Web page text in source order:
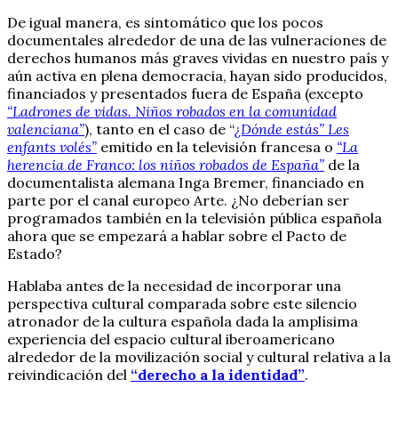
De igual manera, es sintomático que los pocos
documentales alrededor de una de las vulneraciones de
derechos humanos más graves vividas en nuestro país y
aún activa en plena democracia, hayan sido producidos,
financiados y presentados fuera de España (excepto
“Ladrones de vidas. Niños robados en la comunidad
valenciana”), tanto en el caso de “¿Dónde estás” Les
enfants volés” emitido en la televisión francesa o “La
herencia de Franco: los niños robados de España” de la
documentalista alemana Inga Bremer, financiado en
parte por el canal europeo Arte. ¿No deberían ser
programados también en la televisión pública española
ahora que se empezará a hablar sobre el Pacto de
Estado?
Hablaba antes de la necesidad de incorporar una
perspectiva cultural comparada sobre este silencio
atronador de la cultura española dada la amplísima
experiencia del espacio cultural iberoamericano
alrededor de la movilización social y cultural relativa a la
reivindicación del “derecho a la identidad”.